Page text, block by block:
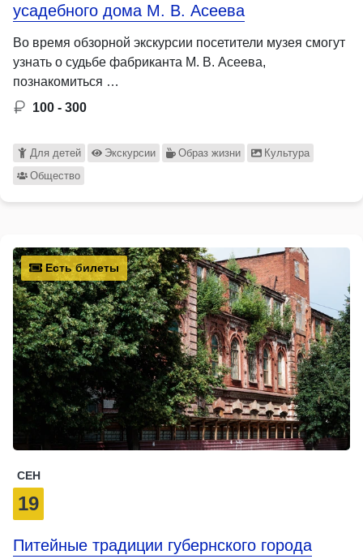
усадебного дома М. В. Асеева
Во время обзорной экскурсии посетители музея смогут
узнать о судьбе фабриканта М. В. Асеева,
познакомиться …
100 - 300
Для детей Экскурсии Образ жизни
Культура
Общество
Есть билеты
СЕН
19
Питейные традиции губернского города